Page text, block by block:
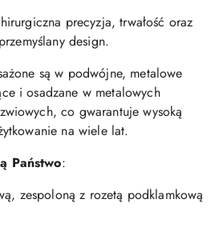
precyzja, trwałość oraz
design.
są w podwójne, metalowe
i osadzane w metalowych
co gwarantuje wysoką
na wiele lat.
Państwo:
zespoloną z rozetą podklamkową